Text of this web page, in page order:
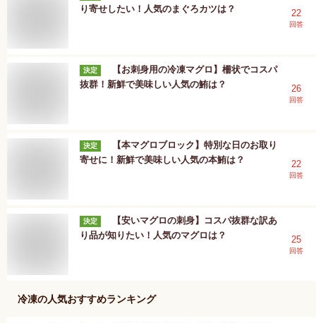
り寄せしたい！人気のまぐろカツは？
22
回答
決定
【お刺身用の冷凍マグロ】柵状でコスパ
抜群！新鮮で美味しい人気の鮪は？
26
回答
決定
【本マグロブロック】特別な日のお取り
寄せに！新鮮で美味しい人気の本鮪は？
22
回答
決定
【安いマグロの刺身】コスパ抜群な訳あ
り品が知りたい！人気のマグロは？
25
回答
冷凍の人気おすすめランキング